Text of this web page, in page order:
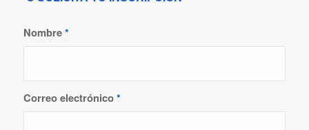
Nombre*
Correo electrónico*